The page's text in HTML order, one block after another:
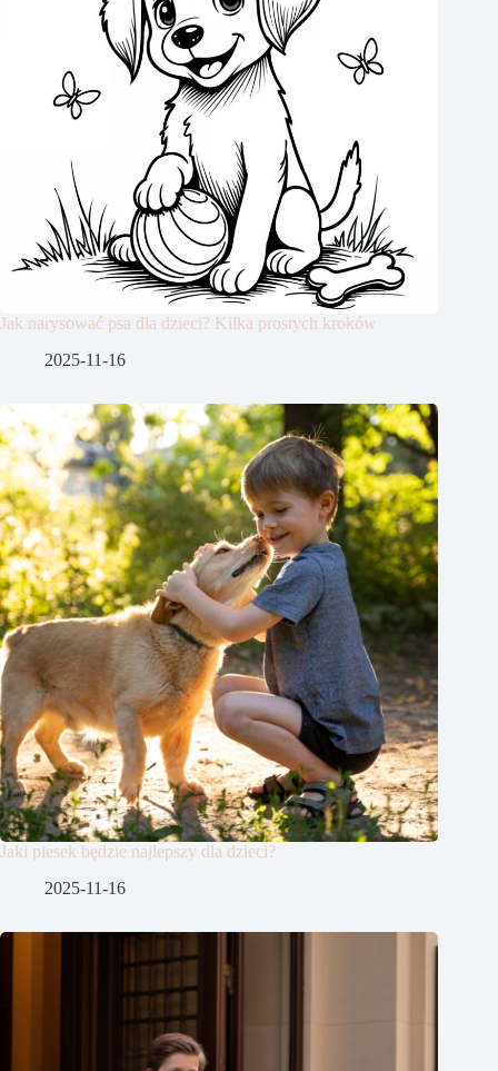
Jak narysować psa dla dzieci? Kilka prostych kroków
2025-11-16
Jaki piesek będzie najlepszy dla dzieci?
2025-11-16